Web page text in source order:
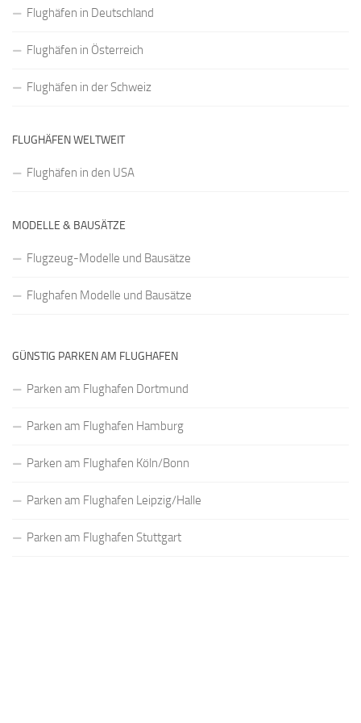
Flughäfen in Deutschland
Flughäfen in Österreich
Flughäfen in der Schweiz
FLUGHÄFEN WELTWEIT
Flughäfen in den USA
MODELLE & BAUSÄTZE
Flugzeug-Modelle und Bausätze
Flughafen Modelle und Bausätze
GÜNSTIG PARKEN AM FLUGHAFEN
Parken am Flughafen Dortmund
Parken am Flughafen Hamburg
Parken am Flughafen Köln/Bonn
Parken am Flughafen Leipzig/Halle
Parken am Flughafen Stuttgart